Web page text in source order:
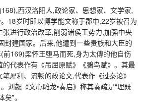
西汉洛阳人,政论家、思想家、文学家,
18岁时即以博学能文称于郡中,22岁被召为
进行政治改革,削弱诸侯王势力,加强中央
封建国家。后来,他遭到一些贵族和大臣的
前169)梁怀王堕马而死,身为太傅的他自伤
代表作有《吊屈原赋》《鵩鸟赋》。其最
犀利、流畅的政论文,代表作《过秦论》
刘勰《文心雕龙•奏启》称其奏疏是“理既
”。